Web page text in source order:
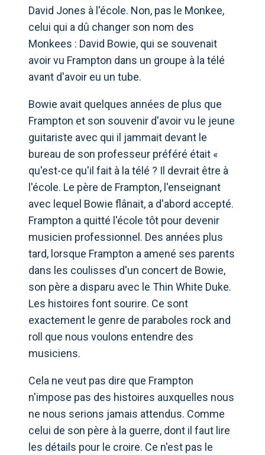
David Jones à l'école. Non, pas le Monkee,
celui qui a dû changer son nom des
Monkees : David Bowie, qui se souvenait
avoir vu Frampton dans un groupe à la télé
avant d'avoir eu un tube.
Bowie avait quelques années de plus que
Frampton et son souvenir d'avoir vu le jeune
guitariste avec qui il jammait devant le
bureau de son professeur préféré était «
qu'est-ce qu'il fait à la télé ? Il devrait être à
l'école. Le père de Frampton, l'enseignant
avec lequel Bowie flânait, a d'abord accepté.
Frampton a quitté l'école tôt pour devenir
musicien professionnel. Des années plus
tard, lorsque Frampton a amené ses parents
dans les coulisses d'un concert de Bowie,
son père a disparu avec le Thin White Duke.
Les histoires font sourire. Ce sont
exactement le genre de paraboles rock and
roll que nous voulons entendre des
musiciens.
Cela ne veut pas dire que Frampton
n'impose pas des histoires auxquelles nous
ne nous serions jamais attendus. Comme
celui de son père à la guerre, dont il faut lire
les détails pour le croire. Ce n'est pas le